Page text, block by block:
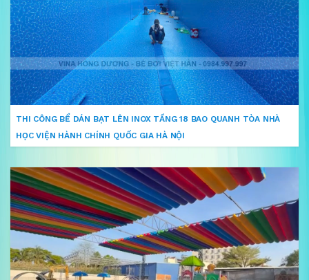
THI CÔNG BỂ DÁN BẠT LÊN INOX TẦNG 18 BAO QUANH TÒA NHÀ
HỌC VIỆN HÀNH CHÍNH QUỐC GIA HÀ NỘI